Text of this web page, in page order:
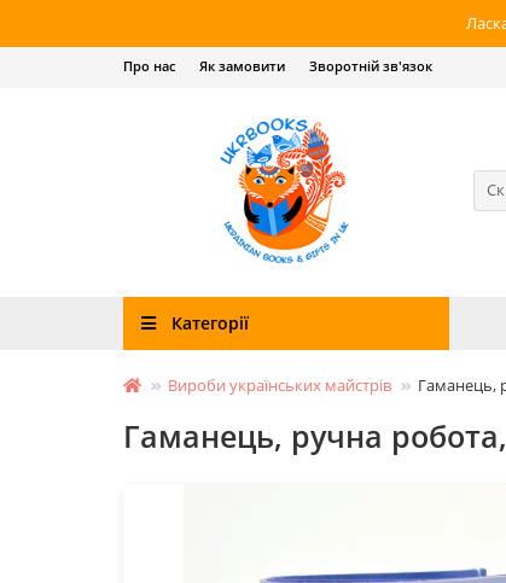
Про нас Як замовити Зворотній зв'язок
Категорії
Вироби українських майстрів Гаманець,
Гаманець, ручна